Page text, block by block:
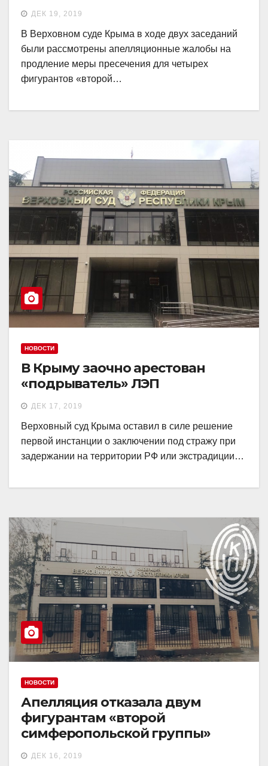
ДЕК 19, 2019
В Верховном суде Крыма в ходе двух заседаний
были рассмотрены апелляционные жалобы на
продление меры пресечения для четырех
фигурантов «второй…
НОВОСТИ
В Крыму заочно арестован
«подрыватель» ЛЭП
ДЕК 17, 2019
Верховный суд Крыма оставил в силе решение
первой инстанции о заключении под стражу при
задержании на территории РФ или экстрадиции…
НОВОСТИ
Апелляция отказала двум
фигурантам «второй
симферопольской группы»
ДЕК 16, 2019